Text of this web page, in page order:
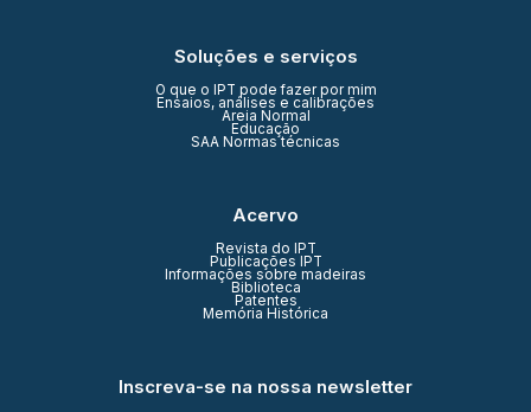
Soluções e serviços
O que o IPT pode fazer por mim
Ensaios, análises e calibrações
Areia Normal
Educação
SAA Normas técnicas
Acervo
Revista do IPT
Publicações IPT
Informações sobre madeiras
Biblioteca
Patentes
Memória Histórica
Inscreva-se na nossa newsletter